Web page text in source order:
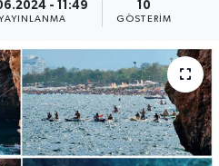
- 11:49 10
GÖSTERIM